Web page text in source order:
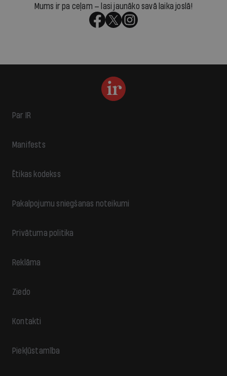
Mums ir pa ceļam — lasi jaunāko savā laika joslā!
Par IR
Manifests
Ētikas kodekss
Pakalpojumu sniegšanas noteikumi
Privātuma politika
Reklāma
Ziedo
Kontakti
Piekļūstamība